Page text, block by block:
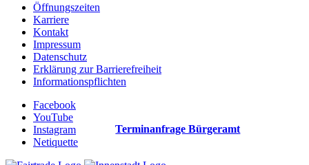
Öffnungszeiten
Karriere
Kontakt
Impressum
Datenschutz
Erklärung zur Barrierefreiheit
Informationspflichten
Facebook
YouTube
Instagram
Netiquette
Terminanfrage Bürgeramt